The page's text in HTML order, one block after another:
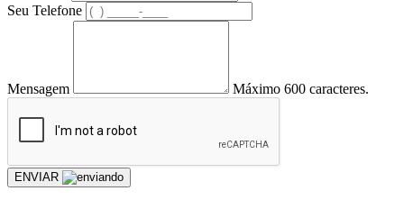
Seu Telefone
Mensagem Máximo 600 caracteres.
ENVIAR